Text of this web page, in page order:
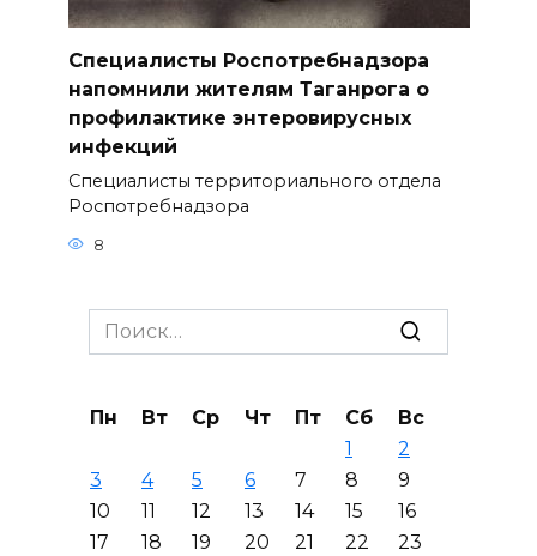
Специалисты Роспотребнадзора
напомнили жителям Таганрога о
профилактике энтеровирусных
инфекций
Специалисты территориального отдела
Роспотребнадзора
8
Search
for:
Пн Вт Ср Чт Пт Сб
Вс
1
2
3
4 5 6 7 8
9
10
11 12 13 14 15
16
17
18 19 20 21 22
23